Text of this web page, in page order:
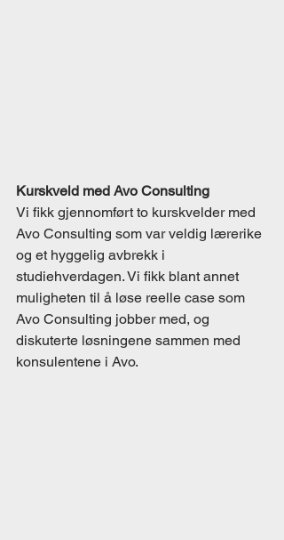
Kurskveld med Avo Consulting
Vi fikk gjennomført to kurskvelder med
Avo Consulting som var veldig lærerike
og et hyggelig avbrekk i
studiehverdagen. Vi fikk blant annet
muligheten til å løse reelle case som
Avo Consulting jobber med, og
diskuterte løsningene sammen med
konsulentene i Avo.